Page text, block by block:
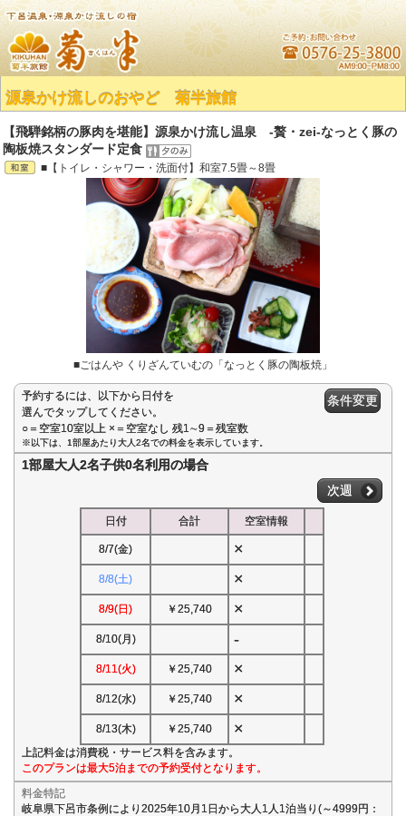
源泉かけ流しのおやど 菊半旅館
【飛騨銘柄の豚肉を堪能】源泉かけ流し温泉 -贅・zei-なっとく豚の
陶板焼スタンダード定食
■【トイレ・シャワー・洗面付】和室7.5畳～8畳
■ごはんや くりざんていむの「なっとく豚の陶板焼」
予約するには、以下から日付を
選んでタップしてください。
○＝空室10室以上 ×＝空室なし 残1∼9＝残室数
条件変更
※以下は、1部屋あたり大人2名での料金を表示しています。
1部屋大人2名子供0名利用の場合
次週
日付 合計 空室情報
8/7(金) ×
8/8(土) ×
8/9(日) ￥25,740 ×
8/10(月) -
8/11(火) ￥25,740 ×
8/12(水) ￥25,740 ×
8/13(木) ￥25,740 ×
上記料金は消費税・サービス料を含みます。
このプランは最大5泊までの予約受付となります。
料金特記
岐阜県下呂市条例により2025年10月1日から大人1人1泊当り(～4999円：